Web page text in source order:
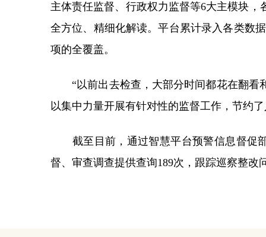
主体责任监督、行政权力监督等6大主模块
全方位、精细化解读。平台累计录入各类数
项的全覆盖。
“以前出去检查，大部分时间都花在翻看
以集中力量开展有针对性的监督工作，节约
截至目前，通过智慧平台预警信息督促部
督、审查调查提供查询189次，跟踪巡察整